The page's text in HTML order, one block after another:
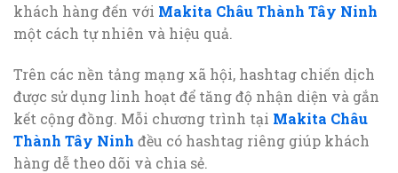
khách hàng đến với Makita Châu Thành Tây Ninh
một cách tự nhiên và hiệu quả.
Trên các nền tảng mạng xã hội, hashtag chiến dịch
được sử dụng linh hoạt để tăng độ nhận diện và gắn
kết cộng đồng. Mỗi chương trình tại Makita Châu
Thành Tây Ninh đều có hashtag riêng giúp khách
hàng dễ theo dõi và chia sẻ.